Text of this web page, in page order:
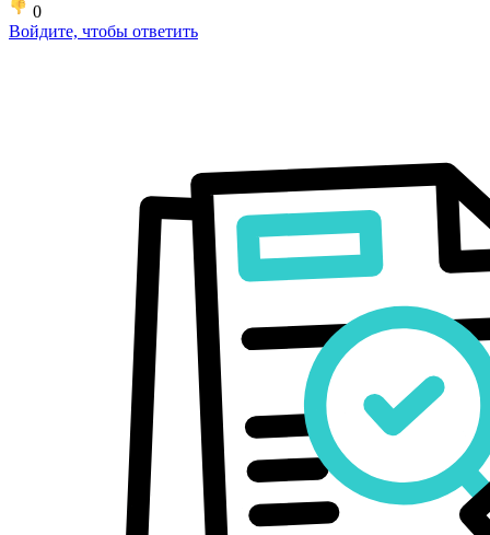
0
Войдите, чтобы ответить